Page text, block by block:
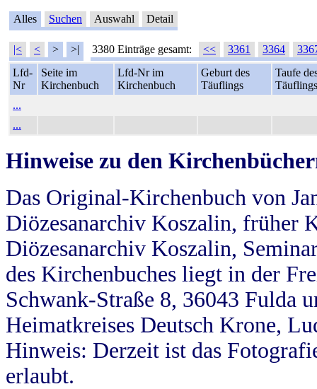
Alles Suchen Auswahl Detail
|< < > >| 3380 Einträge gesamt: << 3361 3364
Lfd-
Nr
Seite im
Kirchenbuch
Lfd-Nr im
Kirchenbuch
Geburt des
Täuflings
Taufe
Täuflings
...
...
Hinweise zu den
Das Original-Kirchenbuch von
Diözesanarchiv Koszalin, früher
Diözesanarchiv Koszalin,
des Kirchenbuches liegt in der
Schwank-Straße 8, 36043 Fulda
Heimatkreises Deutsch Krone,
Hinweis: Derzeit ist das
erlaubt.